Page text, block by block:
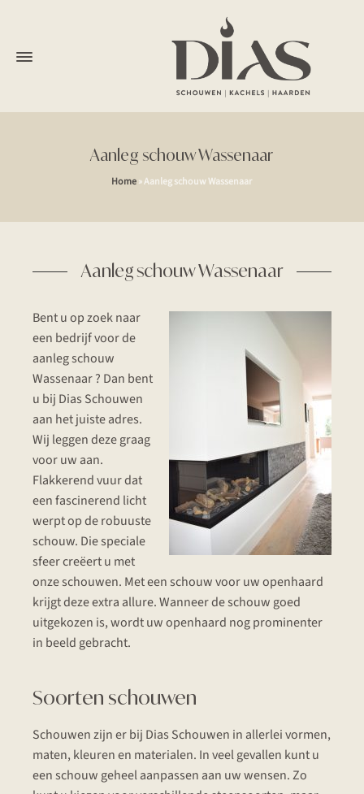
Aanleg schouw Wassenaar
Home»Aanleg schouw Wassenaar
Aanleg schouw Wassenaar
Bent u op zoek naar
een bedrijf voor de
aanleg schouw
Wassenaar ? Dan bent
u bij Dias Schouwen
aan het juiste adres.
Wij leggen deze graag
voor uw aan.
Flakkerend vuur dat
een fascinerend licht
werpt op de robuuste
schouw. Die speciale
sfeer creëert u met
onze schouwen. Met een schouw voor uw openhaard
krijgt deze extra allure. Wanneer de schouw goed
uitgekozen is, wordt uw openhaard nog prominenter
in beeld gebracht.
Soorten schouwen
Schouwen zijn er bij Dias Schouwen in allerlei vormen,
maten, kleuren en materialen. In veel gevallen kunt u
een schouw geheel aanpassen aan uw wensen. Zo